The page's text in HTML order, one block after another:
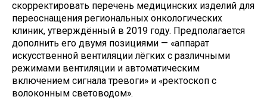
скорректировать перечень медицинских изделий для
переоснащения региональных онкологических
клиник, утверждённый в 2019 году. Предполагается
дополнить его двумя позициями — «аппарат
искусственной вентиляции лёгких с различными
режимами вентиляции и автоматическим
включением сигнала тревоги» и «ректоскоп с
волоконным световодом».